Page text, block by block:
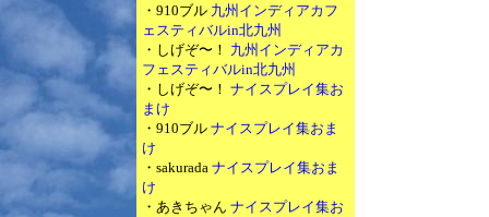
・910ブル 九州インディアカフ
ェスティバルin北九州
・しげぞ〜！ 九州インディアカ
フェスティバルin北九州
・しげぞ〜！ ナイスプレイ集お
まけ
・910ブル ナイスプレイ集おま
け
・sakurada ナイスプレイ集おま
け
・あきちゃん ナイスプレイ集お